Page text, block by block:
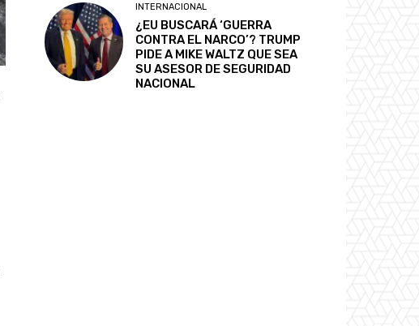
INTERNACIONAL
¿EU BUSCARÁ ‘GUERRA
CONTRA EL NARCO’? TRUMP
PIDE A MIKE WALTZ QUE SEA
SU ASESOR DE SEGURIDAD
NACIONAL